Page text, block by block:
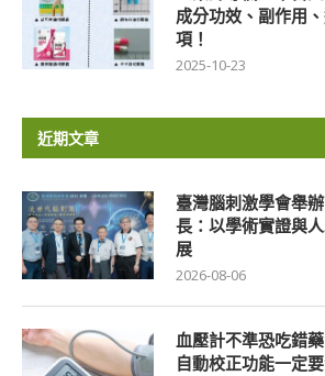
成分功效、副作用
項！
2025-10-23
近期文章
臺灣腦刺激學會舉
長：以學術實證與
展
2026-08-06
血壓計不準恐吃錯
自動校正功能一定